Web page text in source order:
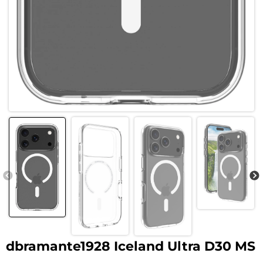
dbramante1928 Iceland Ultra D30 MS